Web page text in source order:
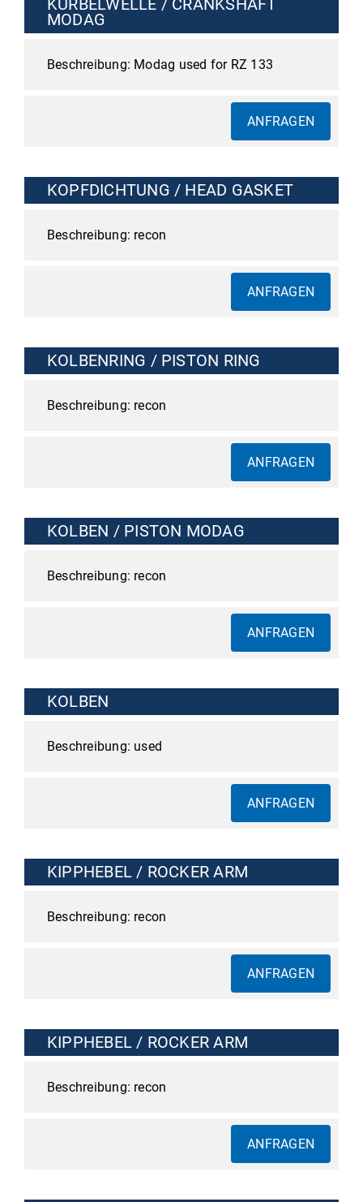
KURBELWELLE / CRANKSHAFT
MODAG
Modag used for RZ 133
ANFRAGEN
KOPFDICHTUNG / HEAD GASKET
recon
ANFRAGEN
KOLBENRING / PISTON RING
recon
ANFRAGEN
KOLBEN / PISTON MODAG
recon
ANFRAGEN
KOLBEN
used
ANFRAGEN
KIPPHEBEL / ROCKER ARM
recon
ANFRAGEN
KIPPHEBEL / ROCKER ARM
recon
ANFRAGEN